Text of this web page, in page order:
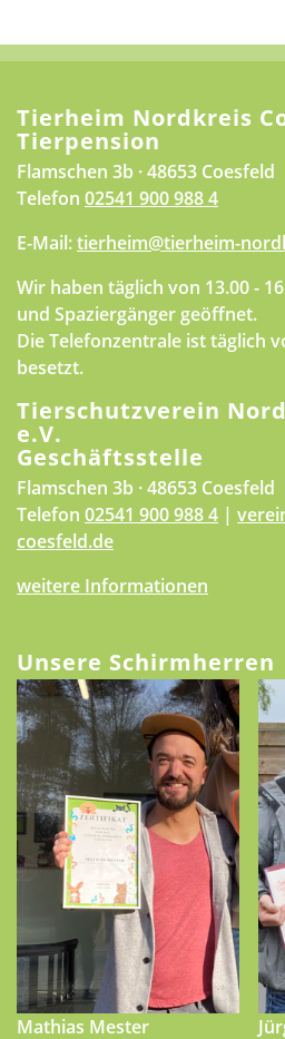
Tierheim Nordkreis
Tierpension
Flamschen 3b · 48653 Coesfeld
Telefon 02541 900 988 4
E-Mail:tierheim@tierheim-
Wir haben täglich von 13.00 -
und Spaziergänger geöffnet.
Die Telefonzentrale ist täglich
besetzt.
Tierschutzverein
e.V.
Geschäftsstelle
Flamschen 3b · 48653 Coesfeld
Telefon 02541 900 988 4 |
coesfeld.de
weitere Informationen
Unsere Schirmherren
Mathias Mester